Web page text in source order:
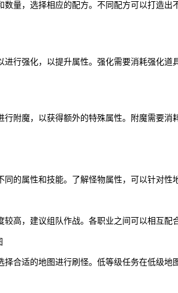
数量，选择相应的配方。不同配方可以打造出
进行强化，以提升属性。强化需要消耗强化道
行附魔，以获得额外的特殊属性。附魔需要消
同的属性和技能。了解怪物属性，可以针对性
较高，建议组队作战。各职业之间可以相互配
择合适的地图进行刷怪。低等级任务在低级地